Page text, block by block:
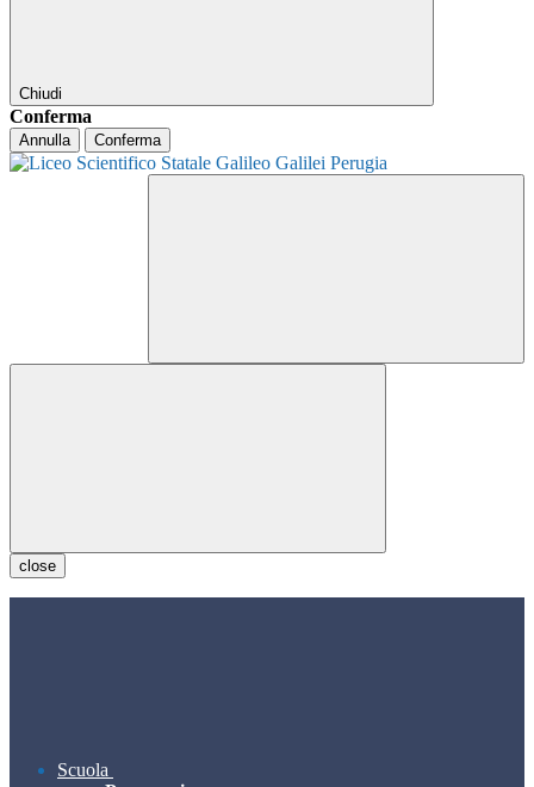
Chiudi
Conferma
Annulla Conferma
close
Scuola